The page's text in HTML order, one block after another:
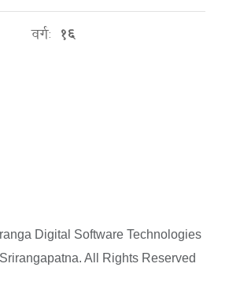
वर्गः १६
Digital Software Technologies
All Rights Reserved